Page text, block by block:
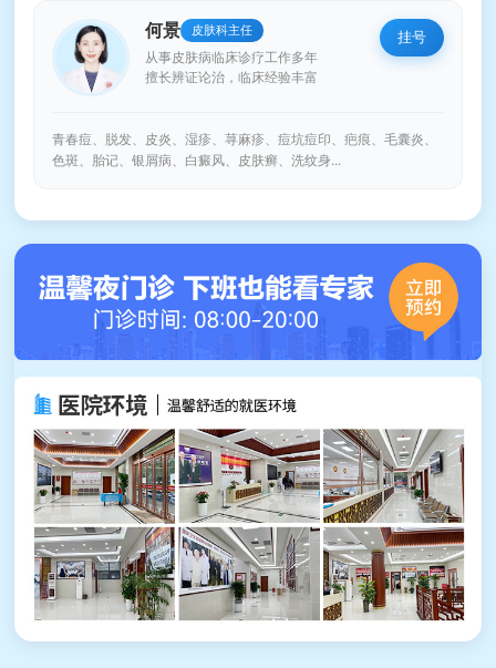
何景 皮肤科主任
从事皮肤病临床诊疗工作多年
擅长辨证论治，临床经验丰富
挂号
青春痘、脱发、皮炎、湿疹、荨麻疹、痘坑痘印、疤痕、毛囊炎、
色斑、胎记、银屑病、白癜风、皮肤癣、洗纹身...